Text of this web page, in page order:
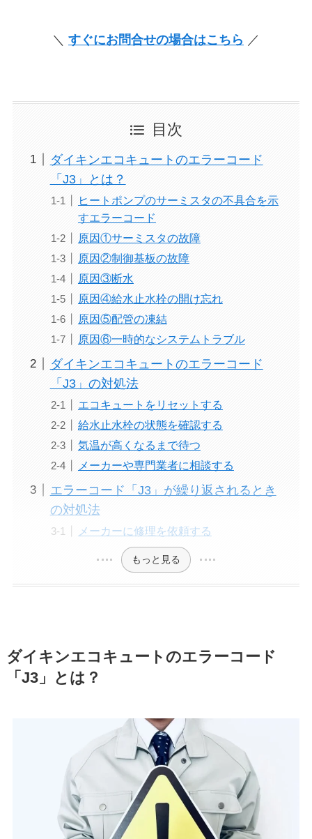
＼ すぐにお問合せの場合はこちら ／
目次
ダイキンエコキュートのエラーコード
「J3」とは？
ヒートポンプのサーミスタの不具合を示
すエラーコード
原因①サーミスタの故障
原因②制御基板の故障
原因③断水
原因④給水止水栓の開け忘れ
原因⑤配管の凍結
原因⑥一時的なシステムトラブル
ダイキンエコキュートのエラーコード
「J3」の対処法
エコキュートをリセットする
給水止水栓の状態を確認する
気温が高くなるまで待つ
メーカーや専門業者に相談する
エラーコード「J3」が繰り返されるとき
の対処法
メーカーに修理を依頼する
もっと見る
ダイキンエコキュートのエラーコード
「J3」とは？